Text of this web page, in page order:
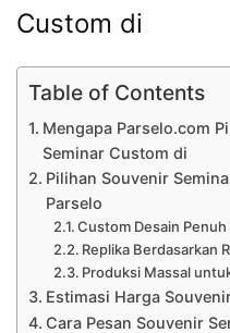
Custom di
Table of Contents
Mengapa Parselo.com
Seminar Custom di
Pilihan Souvenir
Parselo
Custom Desain Penuh
Replika Berdasarkan
Produksi Massal
Estimasi Harga
Cara Pesan Souvenir